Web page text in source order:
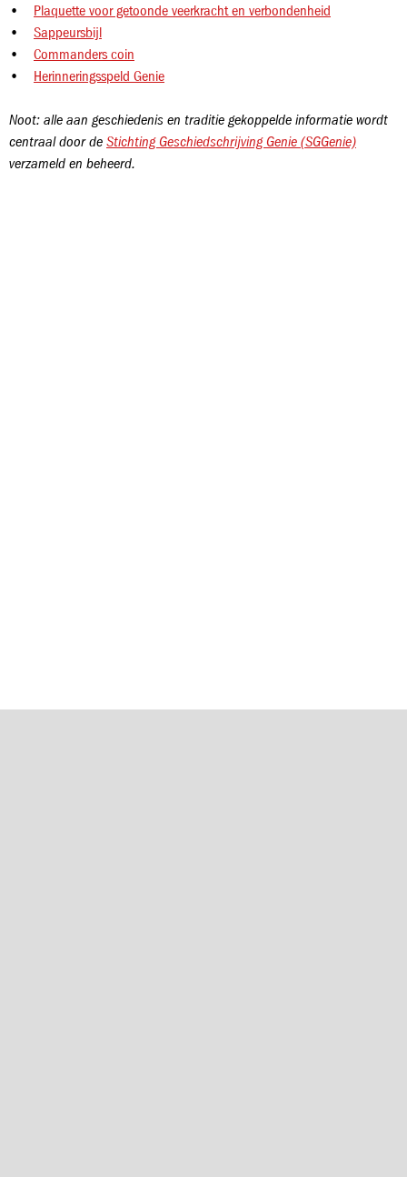
• Plaquette voor getoonde veerkracht en verbondenheid
• Sappeursbijl
• Commanders coin
• Herinneringsspeld Genie
Noot: alle aan geschiedenis en traditie gekoppelde informatie wordt
centraal door de Stichting Geschiedschrijving Genie (SGGenie)
verzameld en beheerd.